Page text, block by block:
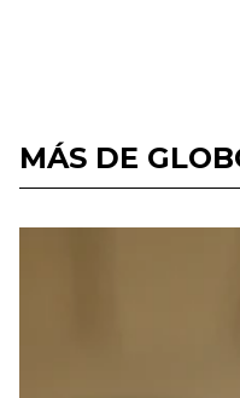
MÁS DE